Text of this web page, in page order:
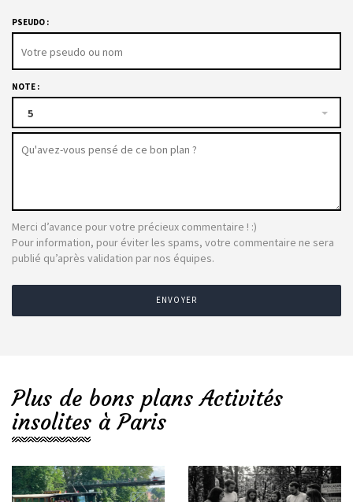
PSEUDO :
NOTE :
5
Merci d’avance pour votre précieux commentaire ! :)
Pour information, pour éviter les spams, votre commentaire ne sera
publié qu’après validation par nos équipes.
ENVOYER
Plus de bons plans Activités
insolites à Paris